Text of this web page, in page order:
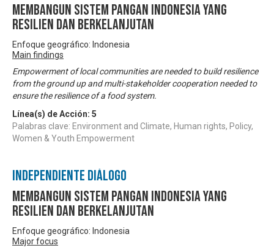
Membangun sistem pangan Indonesia yang
resilien dan berkelanjutan
Enfoque geográfico: Indonesia
Main findings
Empowerment of local communities are needed to build resilience
from the ground up and multi-stakeholder cooperation needed to
ensure the resilience of a food system.
Línea(s) de Acción: 5
Palabras clave: Environment and Climate, Human rights, Policy,
Women & Youth Empowerment
Independiente Diálogo
Membangun sistem pangan Indonesia yang
resilien dan berkelanjutan
Enfoque geográfico: Indonesia
Major focus